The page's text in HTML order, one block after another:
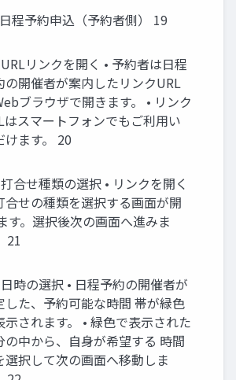
程予約申込（予約者側） 19
リンクを開く • 予約者は日程
の開催者が案内したリンクURL
ブラウザで開きます。 • リンク
はスマートフォンでもご利用い
けます。 20
合せ種類の選択 • リンクを開く
合せの種類を選択する画面が開
す。選択後次の画面へ進みま
21
時の選択 • 日程予約の開催者が
した、予約可能な時間 帯が緑色
示されます。 • 緑色で表示された
の中から、自身が希望する 時間
選択して次の画面へ移動しま